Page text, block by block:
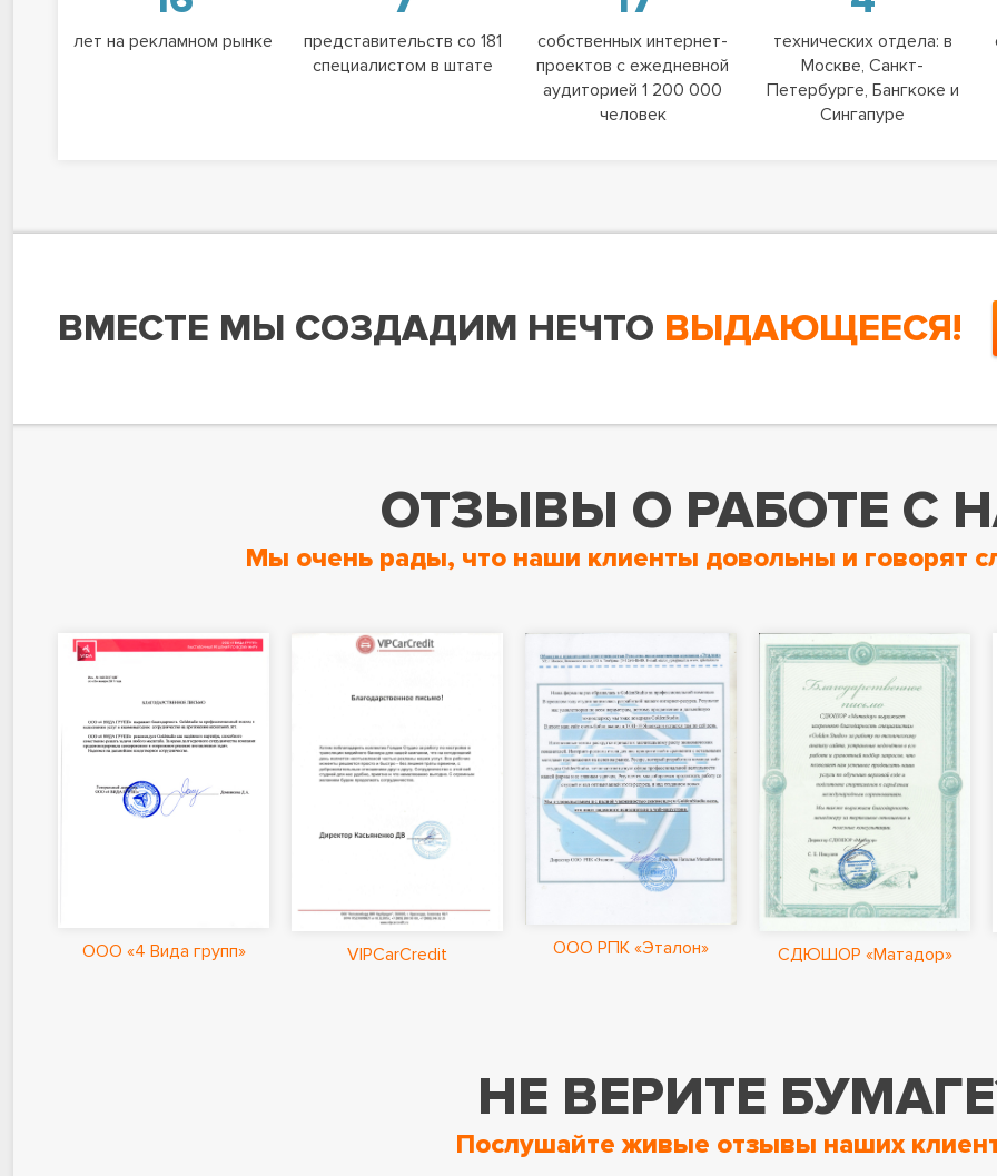
лет на рекламном рынке
представительств со 181
специалистом в штате
собственных интернет-
проектов с ежедневной
аудиторией 1 200 000
человек
технических отдела: в
Москве, Санкт-
Петербурге, Бангкоке и
Сингапуре
ВМЕСТЕ МЫ СОЗДАДИМ НЕЧТО ВЫДАЮЩЕЕСЯ!
ОТЗЫВЫ О РАБОТЕ С
Мы очень рады, что наши клиенты довольны и говорят
ООО «4 Вида групп» VIPCarCredit ООО РПК «Эталон» СДЮШОР «Матадор»
НЕ ВЕРИТЕ
Послушайте живые отзывы наших